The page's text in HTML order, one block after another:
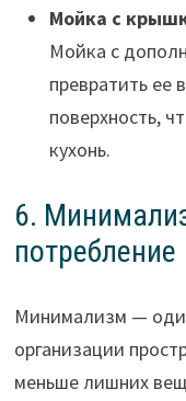
Мойка с
Мойка с
превратить ее
поверхность,
кухонь.
6.
потребление
Минимализм —
организации
меньше лишних